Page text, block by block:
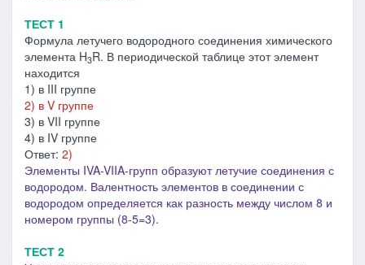
ТЕСТ 1
Формула летучего водородного соединения химического
элемента H3R. В периодической таблице этот элемент
находится
1) в III группе
2) в V группе
3) в VII группе
4) в IV группе
Ответ: 2)
Элементы IVA-VIIA-групп образуют летучие соединения с
водородом. Валентность элементов в соединении с
водородом определяется как разность между числом 8 и
номером группы (8-5=3).
ТЕСТ 2